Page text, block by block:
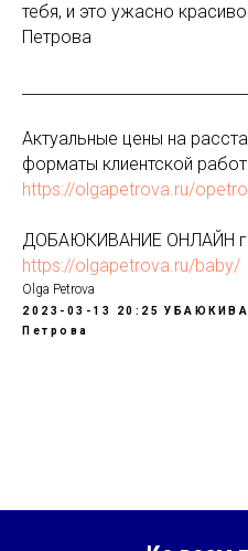
тебя, и это ужасно
Петрова
Актуальные цены на
форматы клиентской
https://olgapetrova.ru/
ДОБАЮКИВАНИЕ ОНЛАЙН
https://olgapetrova.ru/baby/
Olga Petrova
2023-03-13 20:25
Петрова